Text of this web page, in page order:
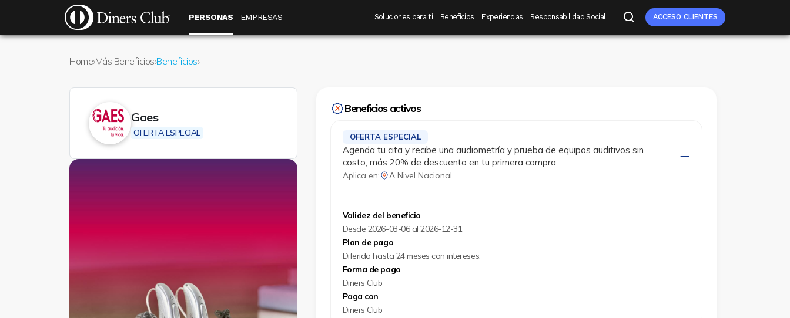
Pasar al contenido principal
Menú público destino
PERSONAS EMPRESAS Navegación principal
Soluciones para ti Beneficios Experiencias Responsabilidad Social ACCESO CLIENTES
Home›Más Beneficios›Beneficios›
Gaes
OFERTA ESPECIAL
Beneficios activos
OFERTA ESPECIAL
Agenda tu cita y recibe una audiometría y prueba de equipos auditivos sin
costo, más 20% de descuento en tu primera compra.
Aplica en: A Nivel Nacional
Validez del beneficio
Desde 2026-03-06 al 2026-12-31
Plan de pago
Diferido hasta 24 meses con intereses.
Forma de pago
Diners Club
Paga con
Diners Club